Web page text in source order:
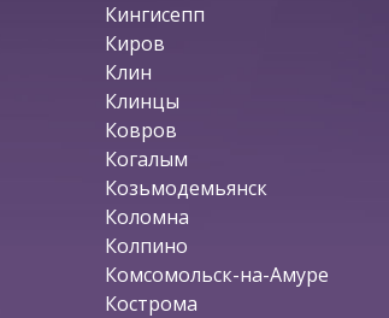
Кингисепп
Киров
Клин
Клинцы
Ковров
Когалым
Козьмодемьянск
Коломна
Колпино
Комсомольск-на-Амуре
Кострома